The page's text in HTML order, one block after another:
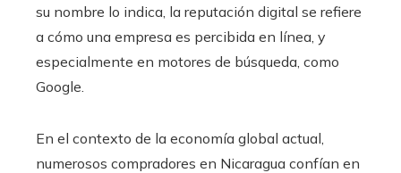
su nombre lo indica, la reputación digital se refiere
a cómo una empresa es percibida en línea, y
especialmente en motores de búsqueda, como
Google.
En el contexto de la economía global actual,
numerosos compradores en Nicaragua confían en